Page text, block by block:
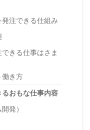
注できる仕組み
きる仕事はさま
働き方
おもな仕事内容
発）